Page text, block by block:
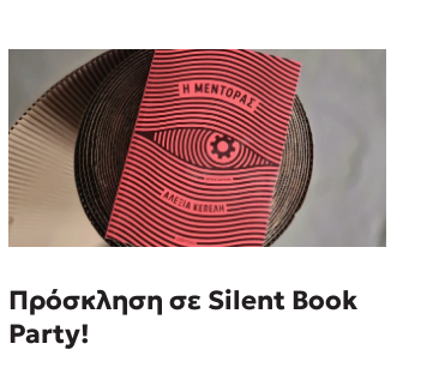
Πρόσκληση σε Silent Book
Party!